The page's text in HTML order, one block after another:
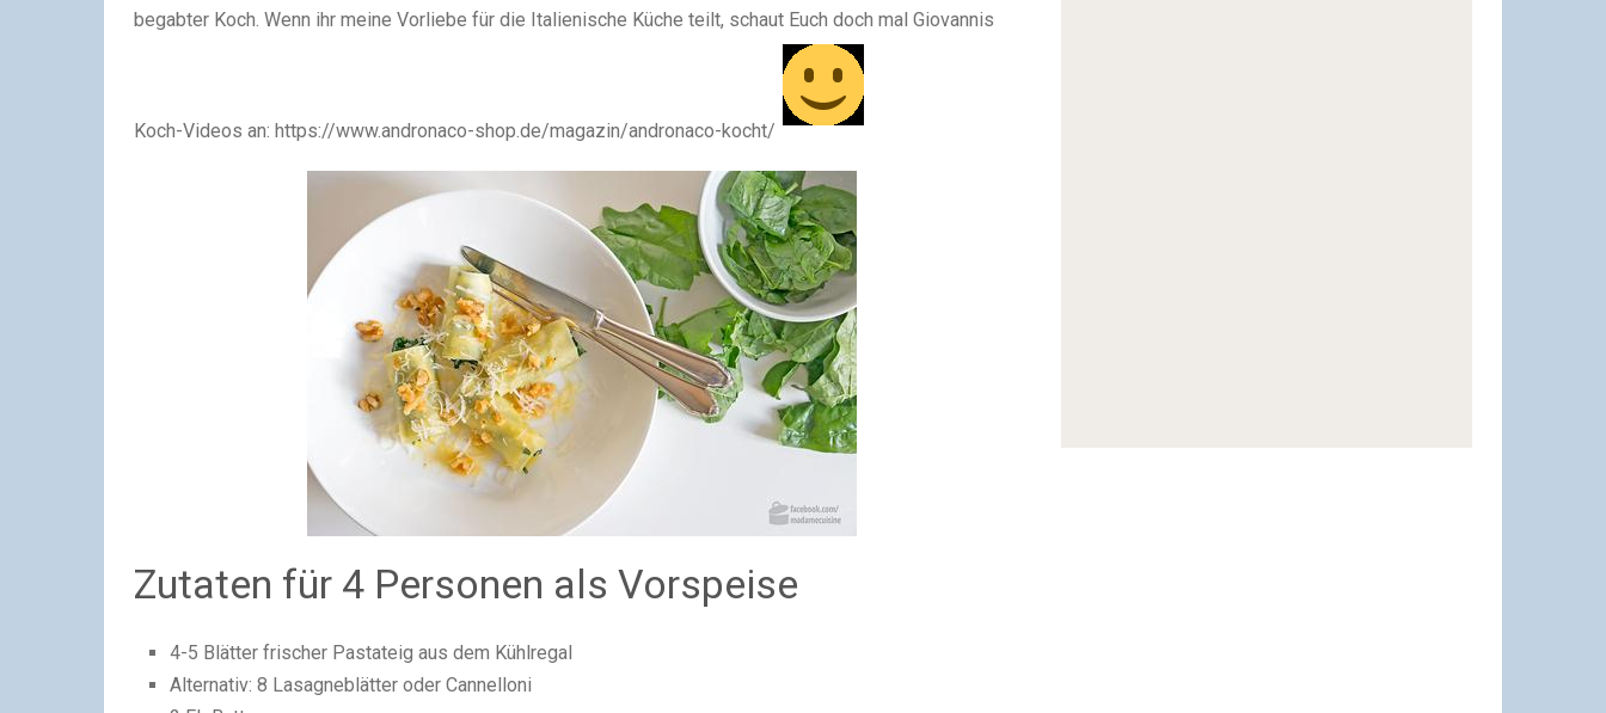
begabter Koch. Wenn ihr meine Vorliebe für die Italienische Küche teilt, schaut Euch doch mal Giovannis
Koch-Videos an: https://www.andronaco-shop.de/magazin/andronaco-kocht/
Zutaten für 4 Personen als Vorspeise
4-5 Blätter frischer Pastateig aus dem Kühlregal
Alternativ: 8 Lasagneblätter oder Cannelloni